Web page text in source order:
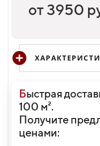
от 3950
Быстрая
100 м².
Получите
ценами: